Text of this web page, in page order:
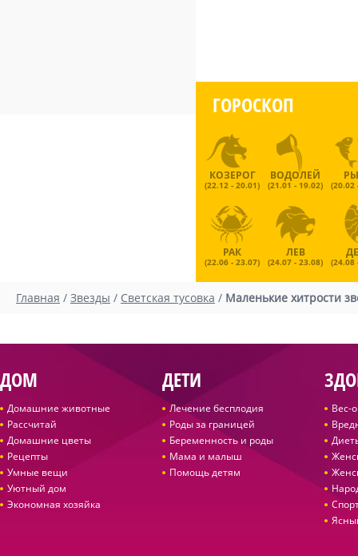
ГОРОСКОП
КОЗЕРОГ
(22.12 - 20.01)
ВОДОЛЕЙ
(21.01 - 19.02) (20.02
РАК
(22.06 - 23.07)
ЛЕВ
(24.07 - 23.08) (24.08
Главная / Звезды / Светская тусовка / Маленькие хитрости
ДОМ
Домашние животные
Рассчитай
Домашние цветы
Рецепты
Умные вещи
Уютный дом
Экономная хозяйка
ДЕТИ
Лечение бесплодия
Роды за границей
Беременность и роды
Мама и малыш
Помощь детям
Вес-